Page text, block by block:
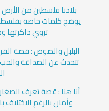
بلادنا فلسطين من
يوضح كلمات خاصة بفلسطين
تروي ذاكرتها
البلبل والصوص : قصة
تتحدث عن الصداقة والحب
أنا هنا : قصة تعرف
وأمان بالرغم الاختلاف